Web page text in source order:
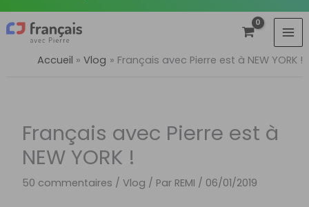
Accueil Vlog Français avec Pierre est à NEW YORK !
Français avec Pierre est à
NEW YORK !
50 commentaires /Vlog / Par REMI / 06/01/2019